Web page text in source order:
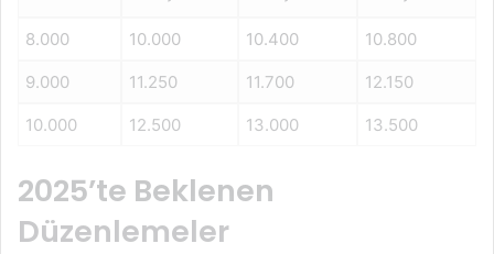
8.000 10.000 10.400 10.800
9.000 11.250 11.700 12.150
10.000 12.500 13.000 13.500
2025’te Beklenen
Düzenlemeler